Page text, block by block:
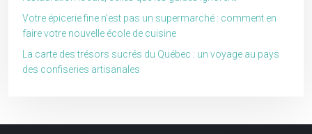
Votre épicerie fine n’est pas un supermarché : comment en
faire votre nouvelle école de cuisine
La carte des trésors sucrés du Québec : un voyage au pays
des confiseries artisanales